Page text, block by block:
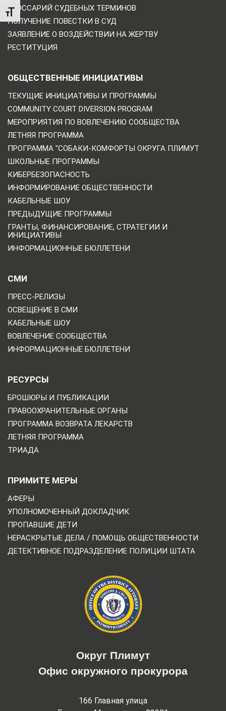
TOGGLE FONT SIZE
ГЛОССАРИЙ СУДЕБНЫХ ТЕРМИНОВ
ПОЛУЧЕНИЕ ПОВЕСТКИ В СУД
ЗАЯВЛЕНИЕ О ВОЗДЕЙСТВИИ НА ЖЕРТВУ
РЕСТИТУЦИЯ
ОБЩЕСТВЕННЫЕ ИНИЦИАТИВЫ
ТЕКУЩИЕ ИНИЦИАТИВЫ И ПРОГРАММЫ
COMMUNITY COURT DIVERSION PROGRAM
МЕРОПРИЯТИЯ ПО ВОВЛЕЧЕНИЮ СООБЩЕСТВА
ЛЕТНЯЯ ПРОГРАММА
ПРОГРАММА "СОБАКИ-КОМФОРТЫ ОКРУГА ПЛИМУТ
ШКОЛЬНЫЕ ПРОГРАММЫ
КИБЕРБЕЗОПАСНОСТЬ
ИНФОРМИРОВАНИЕ ОБЩЕСТВЕННОСТИ
КАБЕЛЬНЫЕ ШОУ
ПРЕДЫДУЩИЕ ПРОГРАММЫ
ГРАНТЫ, ФИНАНСИРОВАНИЕ, СТРАТЕГИИ И
ИНИЦИАТИВЫ
ИНФОРМАЦИОННЫЕ БЮЛЛЕТЕНИ
СМИ
ПРЕСС-РЕЛИЗЫ
ОСВЕЩЕНИЕ В СМИ
КАБЕЛЬНЫЕ ШОУ
ВОВЛЕЧЕНИЕ СООБЩЕСТВА
ИНФОРМАЦИОННЫЕ БЮЛЛЕТЕНИ
РЕСУРСЫ
БРОШЮРЫ И ПУБЛИКАЦИИ
ПРАВООХРАНИТЕЛЬНЫЕ ОРГАНЫ
ПРОГРАММА ВОЗВРАТА ЛЕКАРСТВ
ЛЕТНЯЯ ПРОГРАММА
ТРИАДА
ПРИМИТЕ МЕРЫ
АФЕРЫ
УПОЛНОМОЧЕННЫЙ ДОКЛАДЧИК
ПРОПАВШИЕ ДЕТИ
НЕРАСКРЫТЫЕ ДЕЛА / ПОМОЩЬ ОБЩЕСТВЕННОСТИ
ДЕТЕКТИВНОЕ ПОДРАЗДЕЛЕНИЕ ПОЛИЦИИ ШТАТА
Округ Плимут
Офис окружного прокурора
166 Главная улица